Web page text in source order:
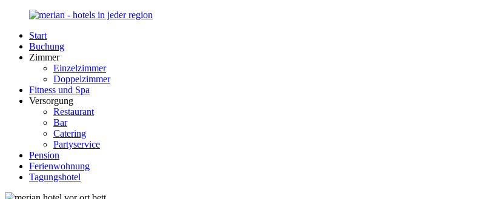
Zurück
Inhalt
Merian-
Hotel.de
Portal
Unterkunft
Deutschland
Start
Buchung
Zimmer
Einzelzimmer
Doppelzimmer
Fitness und Spa
Versorgung
Restaurant
Bar
Catering
Partyservice
Pension
Ferienwohnung
Tagungshotel